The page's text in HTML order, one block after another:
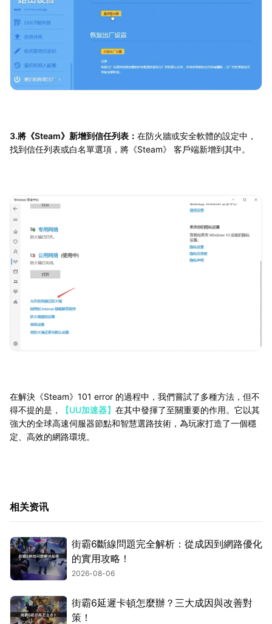
3.將《Steam》新增到信任列表： 在防火牆或安全軟體的設定中，
找到信任列表或白名單選項，將《Steam》 客戶端新增到其中。
在解決《Steam》101 error 的過程中，我們嘗試了多種方法，但不
得不提的是，
【UU加速器】 在其中發揮了至關重要的作用。它以其
強大的全球高速伺服器節點和智慧選路技術，為玩家打造了一個穩
定、高效的網路環境。
相关资讯
街霸6斷線問題完全解析：從成因到網路優化
的實用攻略！
2026-08-06
街霸6延遲卡頓怎麼辦？三大成因與改善對
策！